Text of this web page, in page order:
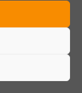
cookies (UE)